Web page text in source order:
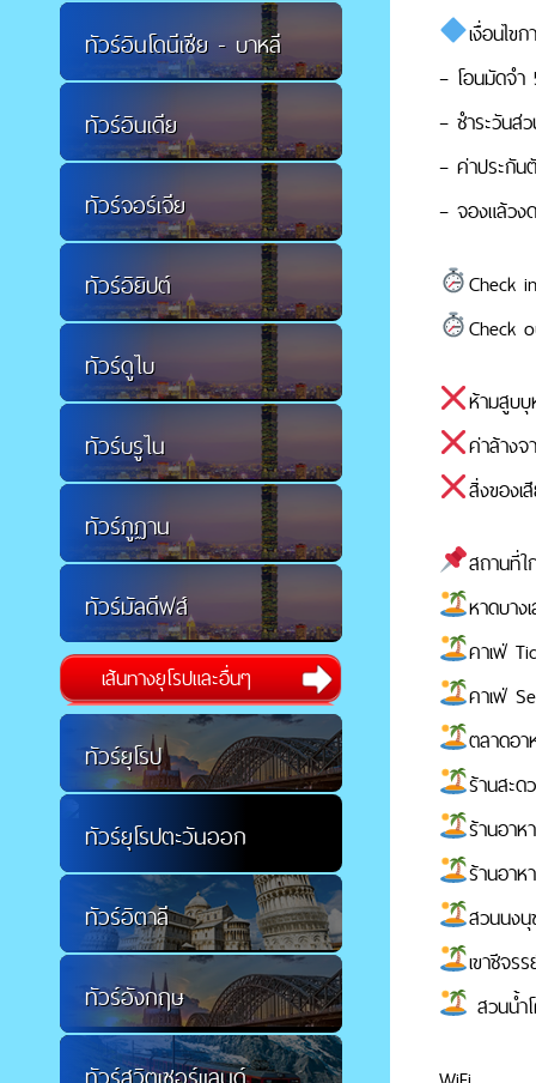
ทัวร์อินโดนีเซีย - บาหลี
ทัวร์อินเดีย
ทัวร์จอร์เจีย
ทัวร์อิยิปต์
ทัวร์ดูไบ
ทัวร์บรูไน
ทัวร์ภูฏาน
ทัวร์มัลดีฟส์
เส้นทางยุโรปและอื่นๆ
ทัวร์ยุโรป
ทัวร์ยุโรปตะวันออก
ทัวร์อิตาลี
ทัวร์อังกฤษ
เงื่อนไข
– โอนมัดจำ
– ชำระวันส่
– ค่าประกัน
– จองแล้วง
Check
Check
ห้ามสูบ
ค่าล้าง
สิ่งของเ
สถานที่ใ
หาดบาง
คาเฟ่
คาเฟ่
ตลาดอา
ร้านสะด
ร้านอา
ร้านอาห
สวนนง
เขาชีจร
สวนน้ำ